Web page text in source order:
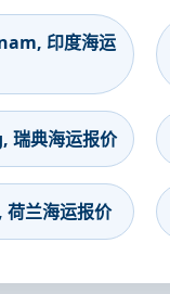
印度海运
瑞典海运报价
兰海运报价